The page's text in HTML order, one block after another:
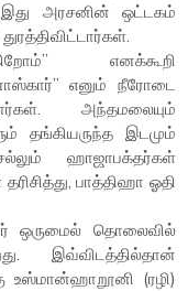
அரசனின் ஒட்டகம்
எனக்கூறி
எனும் நீரோடை
அந்தமலையும்
தங்கியருந்த இடமும்
ஹாஜாபக்தர்கள்
பாத்திஹா ஓதி
ஒருமைல் தொலைவில்
இவ்விடத்தில்தான்
உஸ்மான்ஹாறூனி (ரழி)